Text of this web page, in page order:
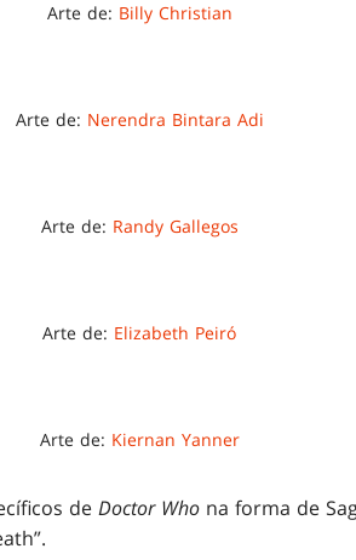
Arte de: Billy Christian
Arte de: Nerendra Bintara Adi
Arte de: Randy Gallegos
Arte de: Elizabeth Peiró
Arte de: Kiernan Yanner
de Doctor Who na forma de